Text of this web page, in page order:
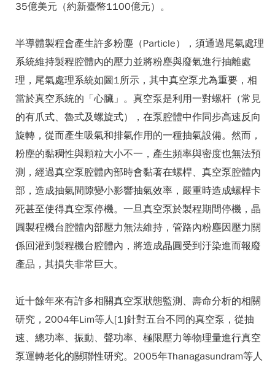
35億美元（約新臺幣1100億元）。
半導體製程會產生許多粉塵（Particle），須通過尾氣處理
系統維持製程腔體內的壓力並將粉塵與廢氣進行抽離處
理，尾氣處理系統如圖1所示，其中真空泵尤為重要，相
當於真空系統的「心臟」。真空泵是利用一對螺杆（常見
的有爪式、魯式及螺旋式），在泵腔體中作同步高速反向
旋轉，從而產生吸氣和排氣作用的一種抽氣設備。然而，
粉塵的黏稠性與顆粒大小不一，產生頻率與密度也無法預
測，經過真空泵腔體內部時會黏著在螺桿、真空泵腔體內
部，造成抽氣間隙變小影響抽氣效率，嚴重時造成螺桿卡
死甚至使得真空泵停機。一旦真空泵於製程期間停機，晶
圓製程機台腔體內部壓力無法維持，管路內粉塵因壓力關
係回灌到製程機台腔體內，將造成晶圓受到汙染進而報廢
產品，其損失非常巨大。
近十餘年來有許多相關真空泵狀態監測、壽命分析的相關
研究，2004年Lim等人[1]針對五台不同的真空泵，從抽
速、總功率、振動、聲功率、極限壓力等物理量進行真空
泵運轉老化的關聯性研究。2005年Thanagasundram等人